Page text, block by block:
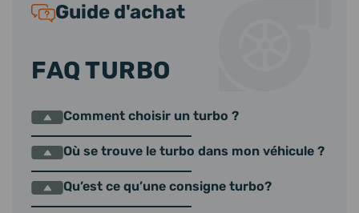
Guide d'achat
FAQ TURBO
Comment choisir un turbo ?
Où se trouve le turbo dans mon véhicule ?
Qu’est ce qu’une consigne turbo?